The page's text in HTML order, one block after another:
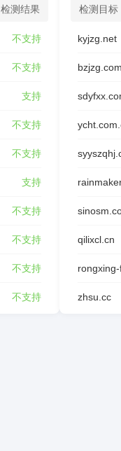
检测结果
不支持
不支持
支持
不支持
不支持
支持
不支持
不支持
不支持
不支持
检测目标
kyjzg.net
qilixcl.cn
zhsu.cc